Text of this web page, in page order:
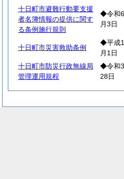
十日町市避難行動要支援
者名簿情報の提供に関す
る条例施行規則
◆令和
月3日
十日町市災害救助条例
◆平成
月1日
十日町市防災行政無線局
管理運用規程
◆令和3
28日